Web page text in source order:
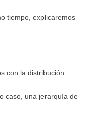
tiempo, explicaremos
con la distribución
caso, una jerarquía de